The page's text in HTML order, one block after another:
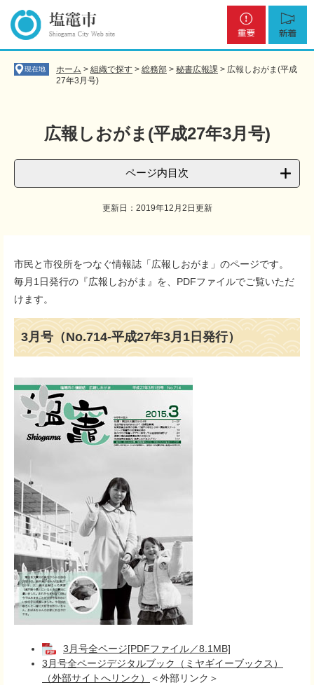
の
ー
現在地 ホーム > 組織で探す > 総務部 > 秘書広報課 > 広報しおがま(平成
27年3月号)
広報しおがま(平成27年3月号)
ページ内目次
更新日：2019年12月2日更新
市民と市役所をつなぐ情報誌「広報しおがま」のページです。
毎月1日発行の『広報しおがま』を、PDFファイルでご覧いただ
けます。
3月号（No.714-平成27年3月1日発行）
3月号全ページ[PDFファイル／8.1MB]
3月号全ページデジタルブック（ミヤギイーブックス）
（外部サイトへリンク）
＜外部リンク＞